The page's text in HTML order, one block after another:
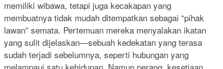
memiliki wibawa, tetapi juga kecakapan yang
membuatnya tidak mudah ditempatkan sebagai “pihak
lawan” semata. Pertemuan mereka menyalakan ikatan
yang sulit dijelaskan—sebuah kedekatan yang terasa
sudah terjadi sebelumnya, seperti hubungan yang